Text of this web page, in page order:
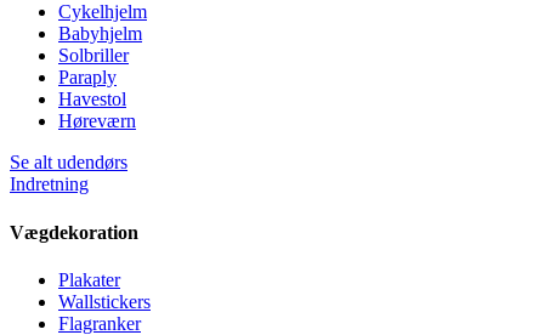
Cykelhjelm
Babyhjelm
Solbriller
Paraply
Havestol
Høreværn
Se alt udendørs
Indretning
Vægdekoration
Plakater
Wallstickers
Flagranker